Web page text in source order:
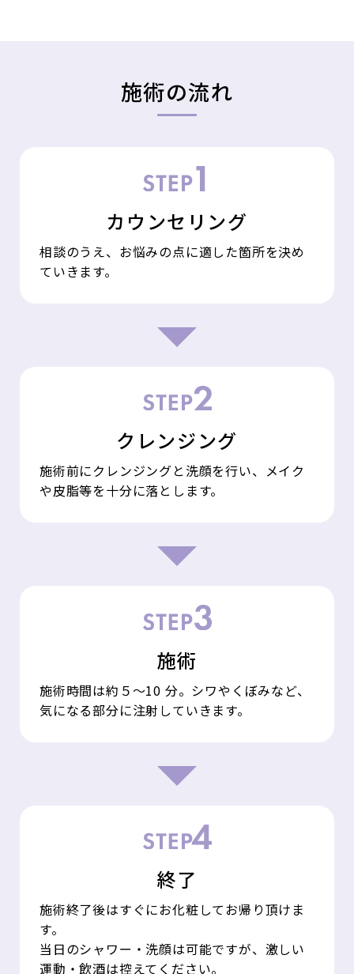
施術の流れ
カウンセリング
相談のうえ、お悩みの点に適した箇所を決め
ていきます。
クレンジング
施術前にクレンジングと洗顔を行い、メイク
や皮脂等を十分に落とします。
施術
施術時間は約５～10 分。シワやくぼみなど、
気になる部分に注射していきます。
終了
施術終了後はすぐにお化粧してお帰り頂けま
す。
当日のシャワー・洗顔は可能ですが、激しい
運動・飲酒は控えてください。